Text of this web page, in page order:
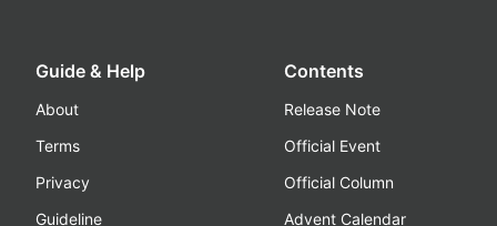
Guide & Help
About
Terms
Privacy
Guideline
Contents
Release Note
Official Event
Official Column
Advent Calendar